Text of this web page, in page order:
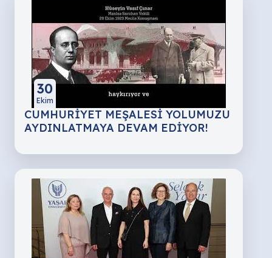
30
Ekim
CUMHURİYET MEŞALESİ YOLUMUZU
AYDINLATMAYA DEVAM EDİYOR!